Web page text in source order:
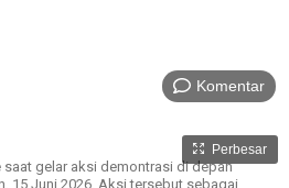
Komentar
Perbesar
saat gelar aksi demontrasi di depan
15 Juni 2026. Aksi tersebut sebagai